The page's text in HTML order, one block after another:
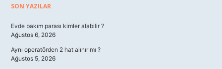
Sidebar
SON YAZILAR
Evde bakım parası kimler alabilir ?
Ağustos 6, 2026
Aynı operatörden 2 hat alınır mı ?
Ağustos 5, 2026